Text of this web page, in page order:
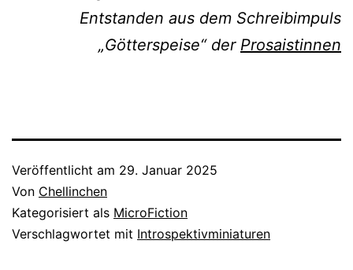
Entstanden aus dem Schreibimpuls
„Götterspeise“ der Prosaistinnen
Veröffentlicht am 29. Januar 2025
Von Chellinchen
Kategorisiert als MicroFiction
Verschlagwortet mit Introspektivminiaturen